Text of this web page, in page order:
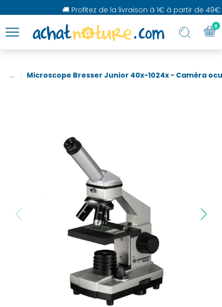
🚚 Profitez de la livraison à 1€ à partir de 49€
... Microscope Bresser Junior 40x-1024x - Caméra
0